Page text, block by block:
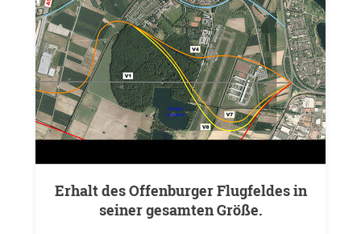
Erhalt des Offenburger Flugfeldes in
seiner gesamten Größe.